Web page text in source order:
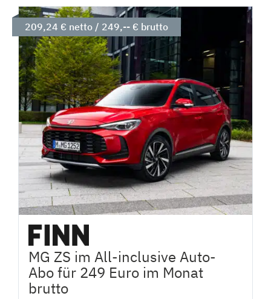
MG ZS im All-inclusive Auto-
Abo für 249 Euro im Monat
brutto
209,24 € netto / 249,-- € brutto